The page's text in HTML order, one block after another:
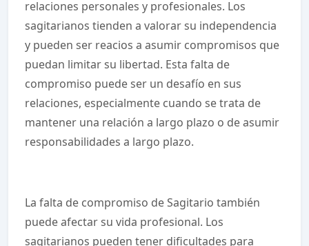
relaciones personales y profesionales. Los
sagitarianos tienden a valorar su independencia
y pueden ser reacios a asumir compromisos que
puedan limitar su libertad. Esta falta de
compromiso puede ser un desafío en sus
relaciones, especialmente cuando se trata de
mantener una relación a largo plazo o de asumir
responsabilidades a largo plazo.
La falta de compromiso de Sagitario también
puede afectar su vida profesional. Los
sagitarianos pueden tener dificultades para